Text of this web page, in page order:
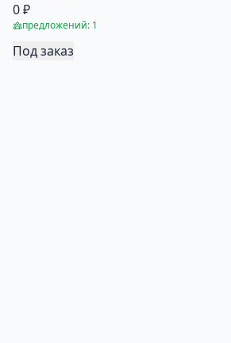
0 ₽
предложений: 1
Под заказ